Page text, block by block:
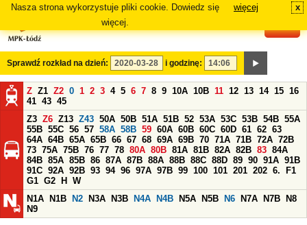
Nasza strona wykorzystuje pliki cookie. Dowiedz się
więcej.
więcej x
Sprawdź rozkład na dzień: i godzinę:
Z Z1 Z2 0 1 2 3 4 5 6 7 8 9 10A 10B 11 12 13 14 15 16
41 43 45
Z3 Z6 Z13 Z43 50A 50B 51A 51B 52 53A 53C 53B 54B 55A
55B 55C 56 57 58A 58B 59 60A 60B 60C 60D 61 62 63
64A 64B 65A 65B 66 67 68 69A 69B 70 71A 71B 72A 72B
73 75A 75B 76 77 78 80A 80B 81A 81B 82A 82B 83 84A
84B 85A 85B 86 87A 87B 88A 88B 88C 88D 89 90 91A 91B
91C 92A 92B 93 94 96 97A 97B 99 100 101 201 202 6.
F1
G1 G2 H
W
N1A
N1B N2 N3A N3B N4A N4B N5A N5B N6 N7A N7B
N8
N9